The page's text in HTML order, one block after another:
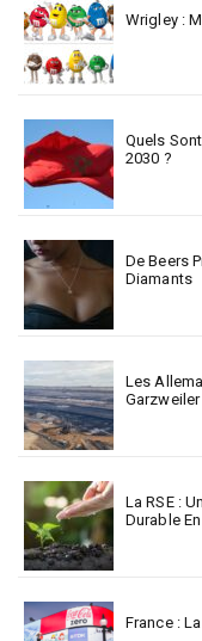
Wrigley :
Quels
2030 ?
De Beers
Diamants
Les
Garzweiler
La RSE :
Durable
France :